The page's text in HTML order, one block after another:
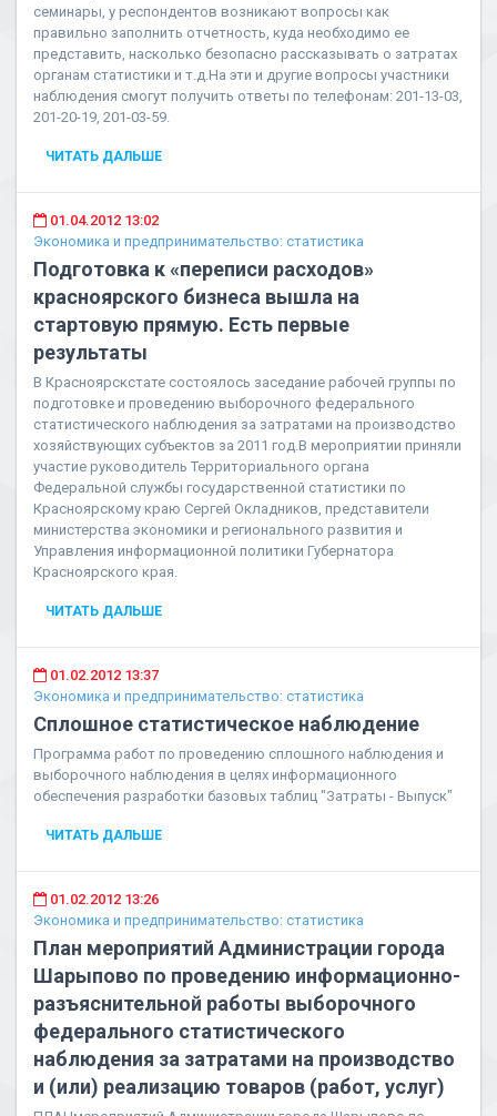
семинары, у респондентов возникают вопросы как
правильно заполнить отчетность, куда необходимо ее
представить, насколько безопасно рассказывать о затратах
органам статистики и т.д.На эти и другие вопросы участники
наблюдения смогут получить ответы по телефонам: 201-13-03,
201-20-19, 201-03-59.
ЧИТАТЬ ДАЛЬШЕ
01.04.2012 13:02
Экономика и предпринимательство: статистика
Подготовка к «переписи расходов»
красноярского бизнеса вышла на
стартовую прямую. Есть первые
результаты
В Красноярскстате состоялось заседание рабочей группы по
подготовке и проведению выборочного федерального
статистического наблюдения за затратами на производство
хозяйствующих субъектов за 2011 год.В мероприятии приняли
участие руководитель Территориального органа
Федеральной службы государственной статистики по
Красноярскому краю Сергей Окладников, представители
министерства экономики и регионального развития и
Управления информационной политики Губернатора
Красноярского края.
ЧИТАТЬ ДАЛЬШЕ
01.02.2012 13:37
Экономика и предпринимательство: статистика
Сплошное статистическое наблюдение
Программа работ по проведению сплошного наблюдения и
выборочного наблюдения в целях информационного
обеспечения разработки базовых таблиц "Затраты - Выпуск"
ЧИТАТЬ ДАЛЬШЕ
01.02.2012 13:26
Экономика и предпринимательство: статистика
План мероприятий Администрации города
Шарыпово по проведению информационно-
разъяснительной работы выборочного
федерального статистического
наблюдения за затратами на производство
и (или) реализацию товаров (работ, услуг)